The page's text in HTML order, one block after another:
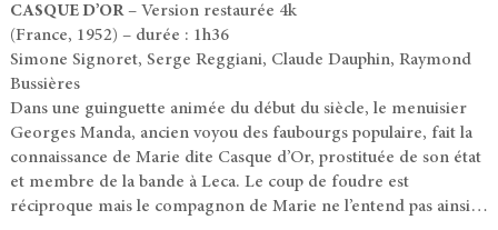
CASQUE D’OR– Version restaurée 4k
(France, 1952) – durée : 1h36
Simone Signoret, Serge Reggiani, Claude Dauphin, Raymond
Bussières
Dans une guinguette animée du début du siècle, le menuisier
Georges Manda, ancien voyou des faubourgs populaire, fait la
connaissance de Marie dite Casque d’Or, prostituée de son état
et membre de la bande à Leca. Le coup de foudre est
réciproque mais le compagnon de Marie ne l’entend pas ainsi…